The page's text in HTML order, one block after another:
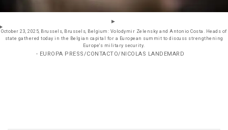
October 23, 2025, Brussels, Brussels, Belgium: Volodymir Zelensky and Antonio Costa. Heads of
state gathered today in the Belgian capital for a European summit to discuss strengthening
Europe's military security.
- EUROPA PRESS/CONTACTO/NICOLAS LANDEMARD